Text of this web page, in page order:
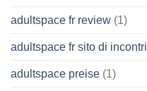
adultspace fr review (1)
adultspace fr sito di incontri
adultspace preise (1)